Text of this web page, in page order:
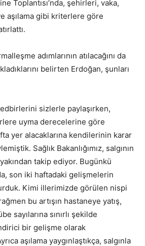
Toplantısı’nda, şehirleri, vaka,
aşılama gibi kriterlere göre
adımlarının atılacağını da
belirten Erdoğan, şunları
sizlerle paylaşırken,
uyma derecelerine göre
yer alacaklarına kendilerinin karar
Sağlık Bakanlığımız, salgının
takip ediyor. Bugünkü
son iki haftadaki gelişmelerin
Kimi illerimizde görülen nispi
bu artışın hastaneye yatış,
sayılarına sınırlı şekilde
bir gelişme olarak
aşılama yaygınlaştıkça, salgınla